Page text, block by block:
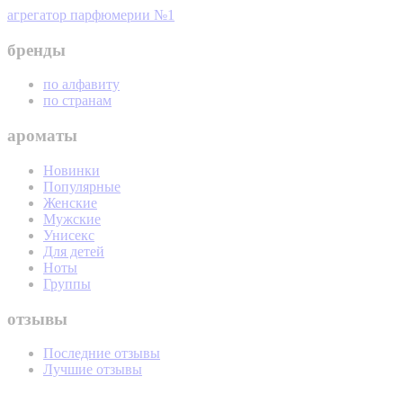
агрегатор парфюмерии №1
бренды
по алфавиту
по странам
ароматы
Новинки
Популярные
Женские
Мужские
Унисекс
Для детей
Ноты
Группы
отзывы
Последние отзывы
Лучшие отзывы